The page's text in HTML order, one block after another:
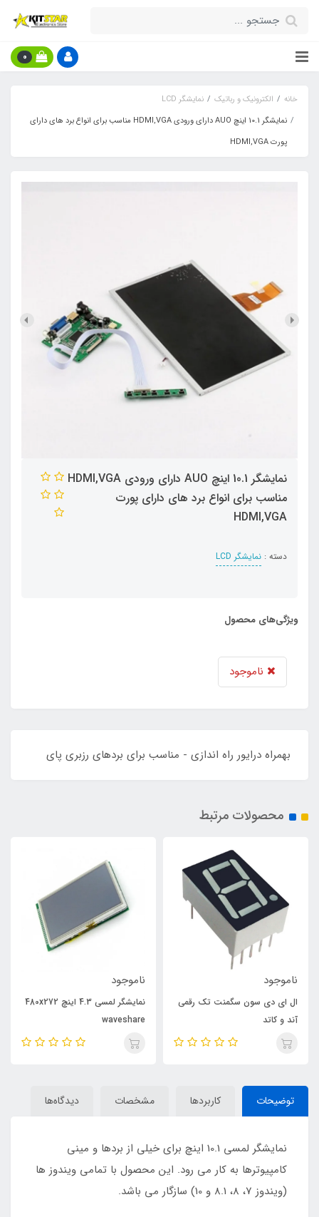
0
خانه الکترونیک و رباتیک
نمایشگر LCD
نمایشگر 10.1 اینچ AUO دارای ورودی HDMI,VGA مناسب برای انواع برد های دارای
پورت HDMI,VGA
نمایشگر 10.1 اینچ AUO دارای ورودی HDMI,VGA
مناسب برای انواع برد های دارای پورت
HDMI,VGA
دسته : نمایشگر LCD
ویژگی‌های محصول
ناموجود
بهمراه درایور راه اندازی - مناسب برای بردهای رزبری پای
محصولات مرتبط
ناموجود
ال ای دی سون سگمنت تک رقمی
آند و کاتد
ناموجود
نمایشگر لمسی 4.3 اینچ 480x272
waveshare
توضیحات کاربردها مشخصات دیدگاه‌ها
نمایشگر لمسی 10.1 اینچ برای خیلی از بردها و مینی
کامپیوترها به کار می رود. این محصول با تمامی ویندوز ها
(ویندوز 7، 8، 8.1 و 10) سازگار می باشد.